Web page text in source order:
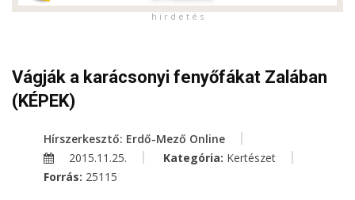
h i r d e t é s
Vágják a karácsonyi fenyőfákat Zalában
(KÉPEK)
Hírszerkesztő: Erdő-Mező Online
2015.11.25.
Kategória: Kertészet
Forrás: 25115